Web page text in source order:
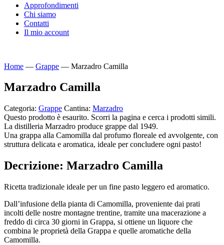
Approfondimenti
Chi siamo
Contatti
Il mio account
Home — Grappe — Marzadro Camilla
Marzadro Camilla
Categoria: Grappe Cantina: Marzadro
Questo prodotto è esaurito. Scorri la pagina e cerca i prodotti simili.
La distilleria Marzadro produce grappe dal 1949.
Una grappa alla Camomilla dal profumo floreale ed avvolgente, con
struttura delicata e aromatica, ideale per concludere ogni pasto!
Decrizione: Marzadro Camilla
Ricetta tradizionale ideale per un fine pasto leggero ed aromatico.
Dall’infusione della pianta di Camomilla, proveniente dai prati
incolti delle nostre montagne trentine, tramite una macerazione a
freddo di circa 30 giorni in Grappa, si ottiene un liquore che
combina le proprietà della Grappa e quelle aromatiche della
Camomilla.